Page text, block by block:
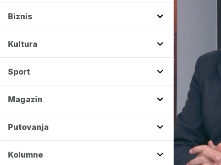
Biznis
Kultura
Sport
Magazin
Putovanja
Kolumne